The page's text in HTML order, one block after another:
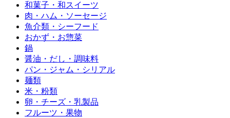
和菓子・和スイーツ
肉・ハム・ソーセージ
魚介類・シーフード
おかず・お惣菜
鍋
醤油・だし・調味料
パン・ジャム・シリアル
麺類
米・粉類
卵・チーズ・乳製品
フルーツ・果物